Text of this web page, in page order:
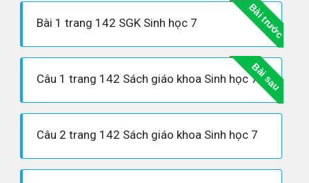
Bài trước
Bài 1 trang 142 SGK Sinh học 7
Bài sau
Câu 1 trang 142 Sách giáo khoa Sinh học 7
Câu 2 trang 142 Sách giáo khoa Sinh học 7